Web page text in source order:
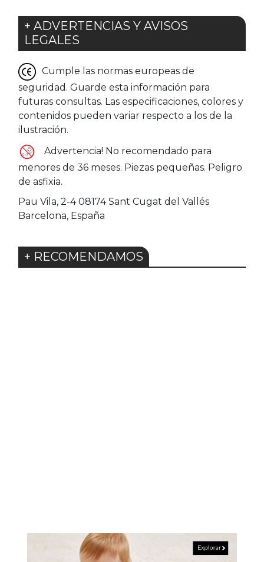
+ ADVERTENCIAS Y AVISOS
LEGALES
Cumple las normas europeas de
seguridad. Guarde esta información para
futuras consultas. Las especificaciones, colores y
contenidos pueden variar respecto a los de la
ilustración.
Advertencia! No recomendado para
menores de 36 meses. Piezas pequeñas. Peligro
de asfixia.
Pau Vila, 2-4 08174 Sant Cugat del Vallés
Barcelona, España
+ RECOMENDAMOS